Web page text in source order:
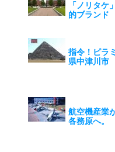
「ノリタ
的ブランド
指令！ピラ
県中津川市
航空機産業
各務原へ。